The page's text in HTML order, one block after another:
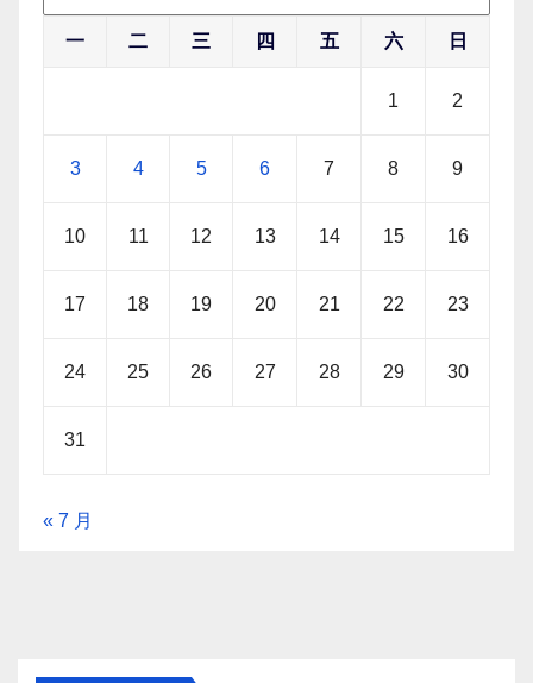
一 二 三 四 五 六 日
1 2
3 4 5 6 7 8 9
10 11 12 13 14 15 16
17 18 19 20 21 22 23
24 25 26 27 28 29 30
31
« 7 月